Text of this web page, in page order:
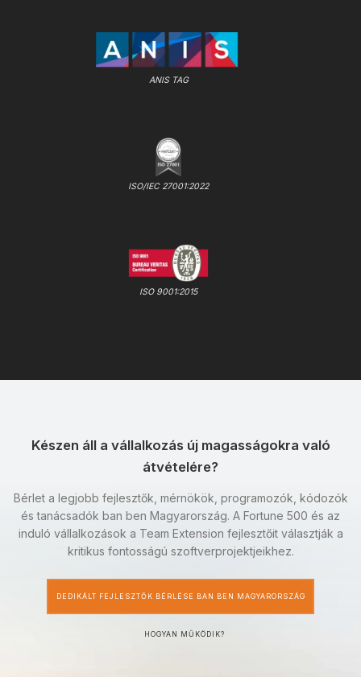
ANIS TAG
ISO/IEC 27001:2022
ISO 9001:2015
Készen áll a vállalkozás új magasságokra való
átvételére?
Bérlet a legjobb fejlesztők, mérnökök, programozók, kódozók
és tanácsadók ban ben Magyarország. A Fortune 500 és az
induló vállalkozások a Team Extension fejlesztőit választják a
kritikus fontosságú szoftverprojektjeikhez.
DEDIKÁLT FEJLESZTŐK BÉRLÉSE BAN BEN MAGYARORSZÁG
HOGYAN MŰKÖDIK?